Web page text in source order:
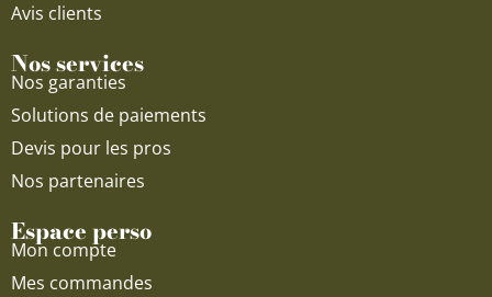
Avis clients
Nos services
Nos garanties
Solutions de paiements
Devis pour les pros
Nos partenaires
Espace perso
Mon compte
Mes commandes